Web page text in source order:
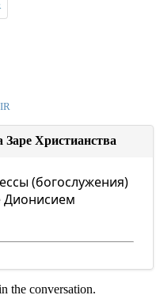
Христианства
(богослужения)
Дионисием
the conversation.